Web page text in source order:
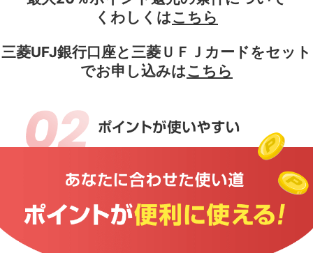
くわしくはこちら
三菱UFJ銀行口座と三菱ＵＦＪカードをセット
でお申し込みはこちら